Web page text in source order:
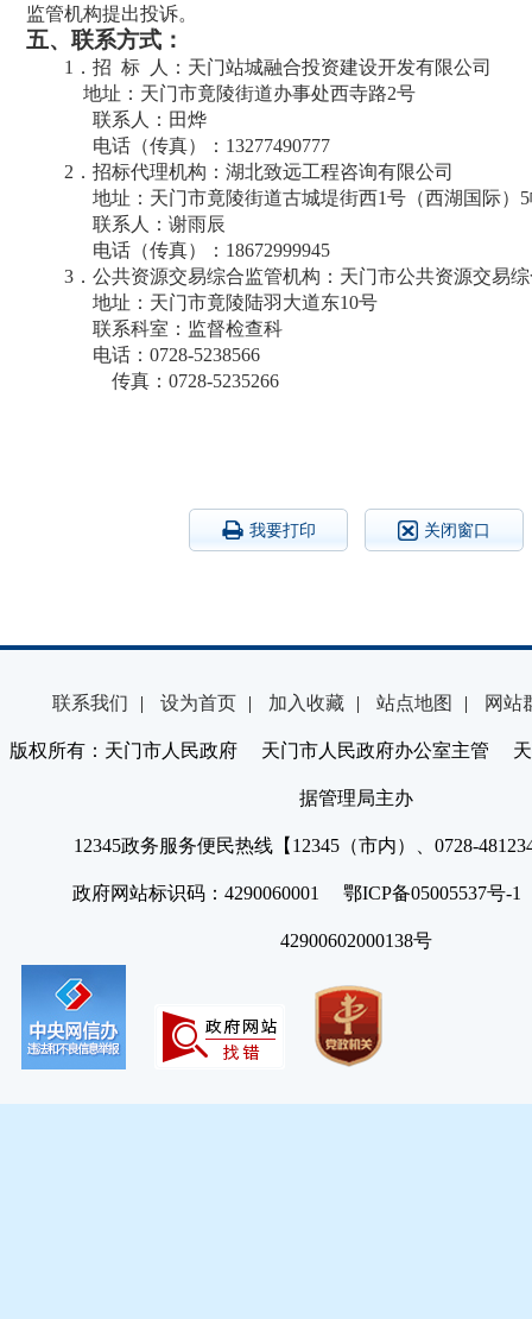
监管机构提出投诉。
五、 联系方式：
1 ．招 标
人：天门站城融合投资建设开发有限公司
地址：天门市竟陵街道办事处西寺路2号
联系人：田烨
电话（传真）：13277490777
2 ．招标代理机构：湖北致远工程咨询有限公司
地址：天门市竟陵街道古城堤街西1号（西湖国际）
联系人：谢雨辰
电话（传真）：18672999945
3 ． 公共资源交易综合监管机构：天门市公共资源交易
地址：天门市竟陵陆羽大道东10号
联系科室：监督检查科
电话： 0728-5238566
传真： 0728-5235266
我要打印 关闭窗口
联系我们 | 设为首页 | 加入收藏 | 站点地图 | 网站
版权所有：天门市人民政府 天门市人民政府办公室主管 天
据管理局主办
12345政务服务便民热线【12345（市内）、0728-
政府网站标识码：4290060001 鄂ICP备05005537号
42900602000138号